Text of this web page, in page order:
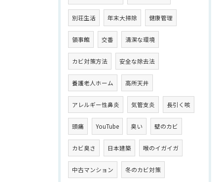
別荘生活 年末大掃除 健康管理
領事館 交番 清潔な環境
カビ対策方法 安全な除去法
養護老人ホーム 高所天井
アレルギー性鼻炎 気管支炎 長引く咳
頭痛 YouTube 臭い 壁のカビ
カビ臭さ 日本建築 喉のイガイガ
中古マンション 冬のカビ対策